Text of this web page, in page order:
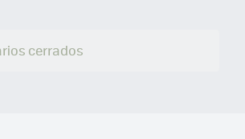
cerrados